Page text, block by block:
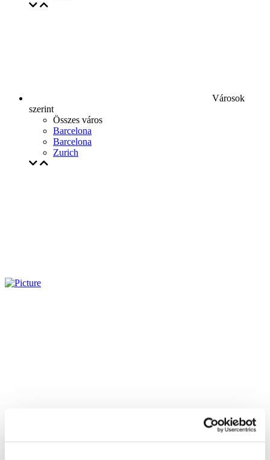
Városok
szerint
Összes város
Barcelona
Barcelona
Zurich